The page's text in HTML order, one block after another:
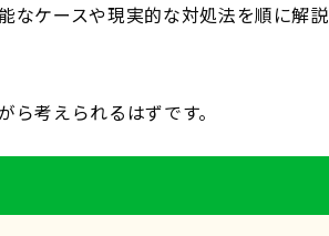
なケースや現実的な対処法を順に解説
ら考えられるはずです。